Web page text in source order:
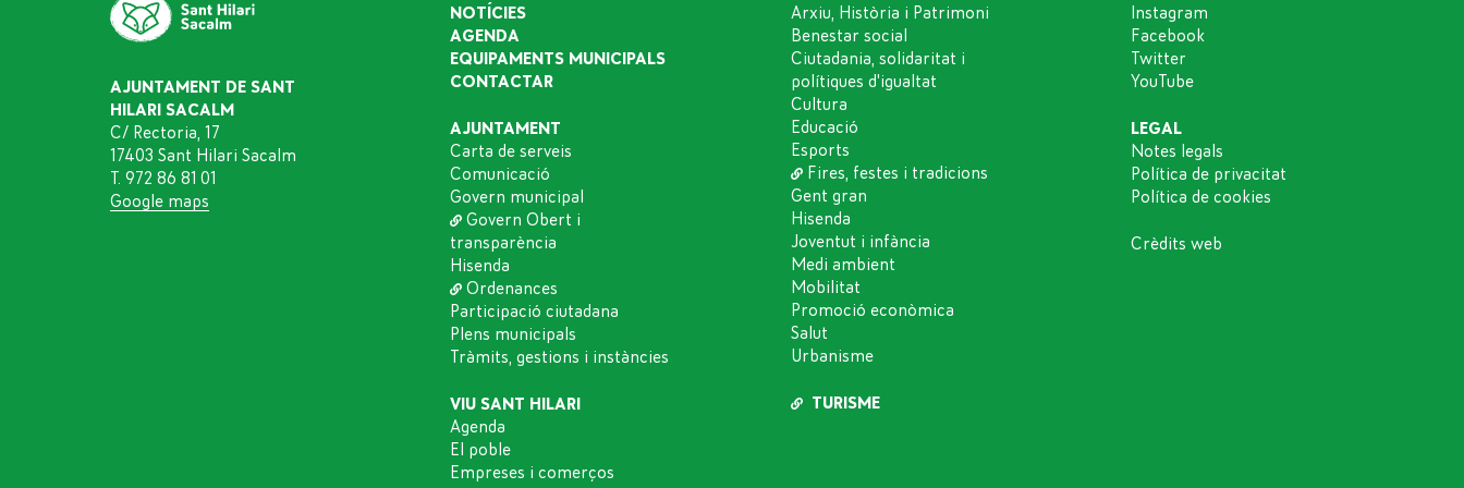
AJUNTAMENT DE SANT
HILARI SACALM
C/ Rectoria, 17
17403 Sant Hilari Sacalm
T. 972 86 81 01
Google maps
NOTÍCIES
AGENDA
EQUIPAMENTS MUNICIPALS
CONTACTAR
AJUNTAMENT
Carta de serveis
Comunicació
Govern municipal
Govern Obert i
transparència
Hisenda
Ordenances
Participació ciutadana
Plens municipals
Tràmits, gestions i instàncies
VIU SANT HILARI
Agenda
El poble
Empreses i comerços
Arxiu, Història i Patrimoni
Benestar social
Ciutadania, solidaritat i
polítiques d'igualtat
Cultura
Educació
Esports
Fires, festes i tradicions
Gent gran
Hisenda
Joventut i infància
Medi ambient
Mobilitat
Promoció econòmica
Salut
Urbanisme
TURISME
Instagram
Facebook
Twitter
YouTube
LEGAL
Notes legals
Política de privacitat
Política de cookies
Crèdits web